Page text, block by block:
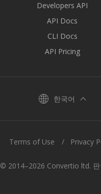
Developers API
API Docs
CLI Docs
API Pricing
한국어
© 2014–2026 Convertio ltd. 판
Terms of Use Privacy